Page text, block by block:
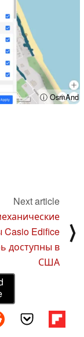
ⓘ OsmAnd
Next article
Casio Edifice
доступны в
США
⟩